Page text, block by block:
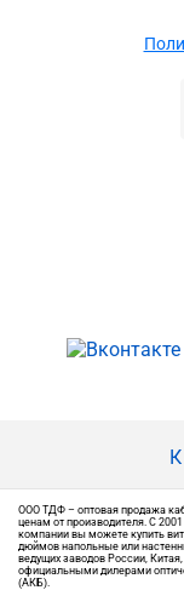
ООО ТДФ – оптовая продажа
ценам от производителя. С
компании вы можете купить
дюймов напольные или
ведущих заводов России,
официальными дилерами
(АКБ).